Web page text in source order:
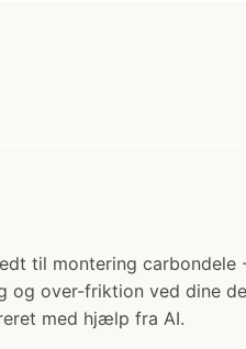
til montering
over-friktion ved dine
med hjælp fra AI.